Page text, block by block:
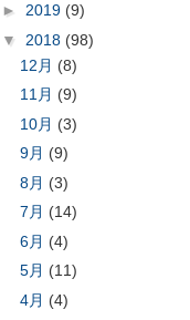
► 2019 (9)
▼ 2018 (98)
12月 (8)
11月 (9)
10月 (3)
9月 (9)
8月 (3)
7月 (14)
6月 (4)
5月 (11)
4月 (4)